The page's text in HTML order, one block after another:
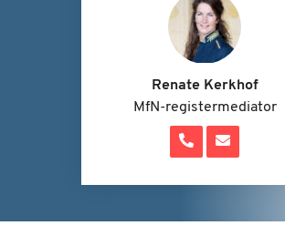
Renate Kerkhof
MfN-registermediator